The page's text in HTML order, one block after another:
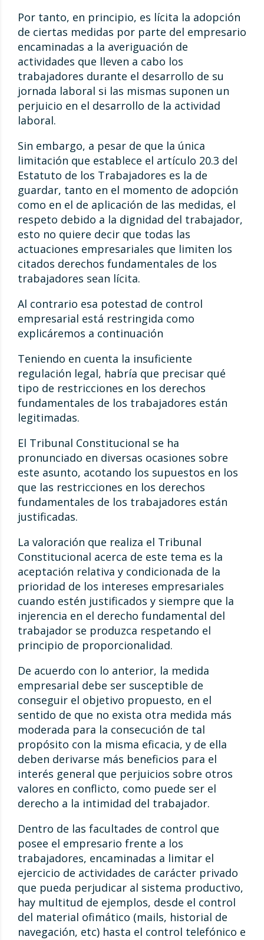
Por tanto, en principio, es lícita la adopción
de ciertas medidas por parte del empresario
encaminadas a la averiguación de
actividades que lleven a cabo los
trabajadores durante el desarrollo de su
jornada laboral si las mismas suponen un
perjuicio en el desarrollo de la actividad
laboral.
Sin embargo, a pesar de que la única
limitación que establece el artículo 20.3 del
Estatuto de los Trabajadores es la de
guardar, tanto en el momento de adopción
como en el de aplicación de las medidas, el
respeto debido a la dignidad del trabajador,
esto no quiere decir que todas las
actuaciones empresariales que limiten los
citados derechos fundamentales de los
trabajadores sean lícita.
Al contrario esa potestad de control
empresarial está restringida como
explicáremos a continuación
Teniendo en cuenta la insuficiente
regulación legal, habría que precisar qué
tipo de restricciones en los derechos
fundamentales de los trabajadores están
legitimadas.
El Tribunal Constitucional se ha
pronunciado en diversas ocasiones sobre
este asunto, acotando los supuestos en los
que las restricciones en los derechos
fundamentales de los trabajadores están
justificadas.
La valoración que realiza el Tribunal
Constitucional acerca de este tema es la
aceptación relativa y condicionada de la
prioridad de los intereses empresariales
cuando estén justificados y siempre que la
injerencia en el derecho fundamental del
trabajador se produzca respetando el
principio de proporcionalidad.
De acuerdo con lo anterior, la medida
empresarial debe ser susceptible de
conseguir el objetivo propuesto, en el
sentido de que no exista otra medida más
moderada para la consecución de tal
propósito con la misma eficacia, y de ella
deben derivarse más beneficios para el
interés general que perjuicios sobre otros
valores en conflicto, como puede ser el
derecho a la intimidad del trabajador.
Dentro de las facultades de control que
posee el empresario frente a los
trabajadores, encaminadas a limitar el
ejercicio de actividades de carácter privado
que pueda perjudicar al sistema productivo,
hay multitud de ejemplos, desde el control
del material ofimático (mails, historial de
navegación, etc) hasta el control telefónico e